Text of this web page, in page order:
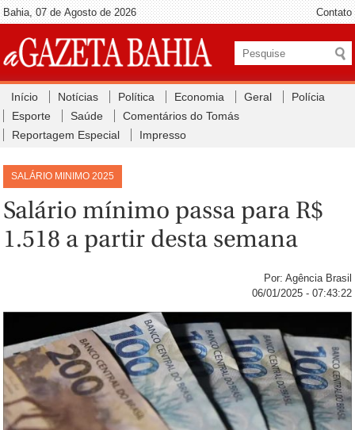
Bahia, 07 de Agosto de 2026 Contato
Início Notícias Política Economia Geral
Polícia
Esporte
Saúde
Comentários do Tomás
Reportagem Especial
Impresso
SALÁRIO MINIMO 2025
Salário mínimo passa para R$
1.518 a partir desta semana
Por: Agência Brasil
06/01/2025 - 07:43:22